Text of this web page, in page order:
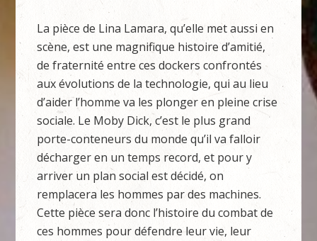
La pièce de Lina Lamara, qu’elle met aussi en
scène, est une magnifique histoire d’amitié,
de fraternité entre ces dockers confrontés
aux évolutions de la technologie, qui au lieu
d’aider l’homme va les plonger en pleine crise
sociale. Le Moby Dick, c’est le plus grand
porte-conteneurs du monde qu’il va falloir
décharger en un temps record, et pour y
arriver un plan social est décidé, on
remplacera les hommes par des machines.
Cette pièce sera donc l’histoire du combat de
ces hommes pour défendre leur vie, leur